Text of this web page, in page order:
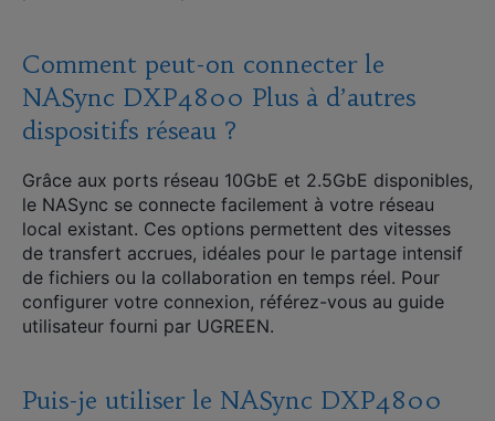
Comment peut-on connecter le
NASync DXP4800 Plus à d’autres
dispositifs réseau ?
Grâce aux ports réseau 10GbE et 2.5GbE disponibles,
le NASync se connecte facilement à votre réseau
local existant. Ces options permettent des vitesses
de transfert accrues, idéales pour le partage intensif
de fichiers ou la collaboration en temps réel. Pour
configurer votre connexion, référez-vous au guide
utilisateur fourni par UGREEN.
Puis-je utiliser le NASync DXP4800